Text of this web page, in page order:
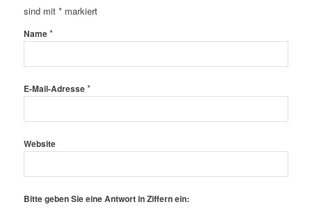
sind mit *markiert
Name*
E-Mail-Adresse*
Website
Bitte geben Sie eine Antwort in Ziffern ein: